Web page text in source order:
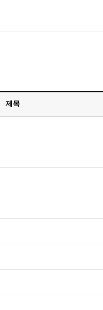
SMiniz
가디언 테일즈
제목